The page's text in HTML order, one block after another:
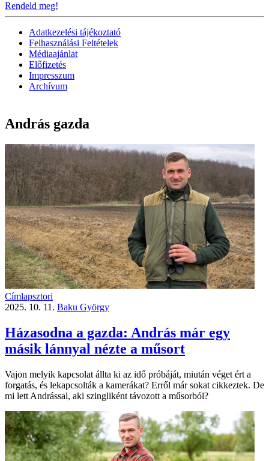
Rendeld meg!
Adatkezelési tájékoztató
Felhasználási Feltételek
Médiaajánlat
Előfizetés
Impresszum
Archívum
András gazda
Címlapsztori
2025. 10. 11. Baku György
Házasodna a gazda: András már egy
másik lánnyal nézte a műsort
Vajon melyik kapcsolat állta ki az idő próbáját, miután véget ért a
forgatás, és lekapcsolták a kamerákat? Erről már sokat cikkeztek. De
mi lett Andrással, aki szingliként távozott a műsorból?